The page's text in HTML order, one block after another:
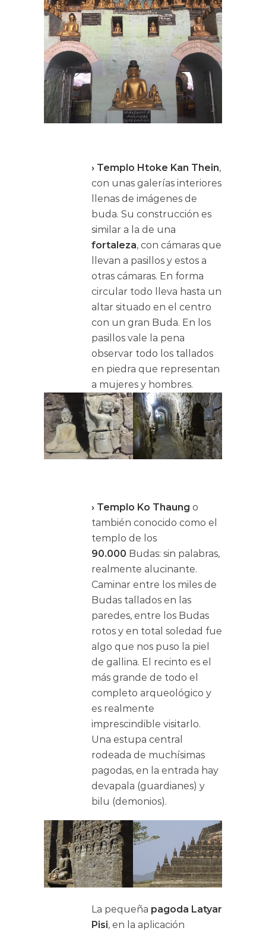
› Templo Htoke Kan Thein,
con unas galerías interiores
llenas de imágenes de
buda. Su construcción es
similar a la de una
fortaleza, con cámaras que
llevan a pasillos y estos a
otras cámaras. En forma
circular todo lleva hasta un
altar situado en el centro
con un gran Buda. En los
pasillos vale la pena
observar todo los tallados
en piedra que representan
a mujeres y hombres.
› Templo Ko Thaung o
también conocido como el
templo de los
90.000 Budas: sin palabras,
realmente alucinante.
Caminar entre los miles de
Budas tallados en las
paredes, entre los Budas
rotos y en total soledad fue
algo que nos puso la piel
de gallina. El recinto es el
más grande de todo el
completo arqueológico y
es realmente
imprescindible visitarlo.
Una estupa central
rodeada de muchísimas
pagodas, en la entrada hay
devapala (guardianes) y
bilu (demonios).
La pequeña pagoda Latyar
Pisi, en la aplicación